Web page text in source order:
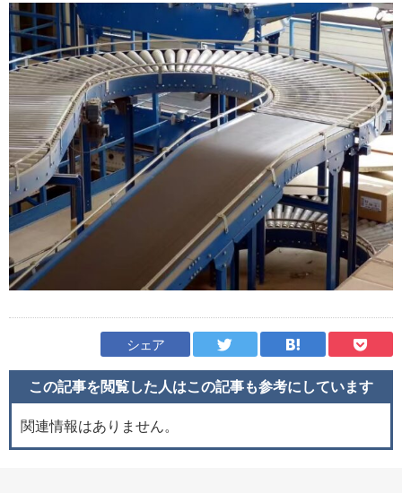
シェア
この記事を閲覧した人はこの記事も参考にしています
関連情報はありません。